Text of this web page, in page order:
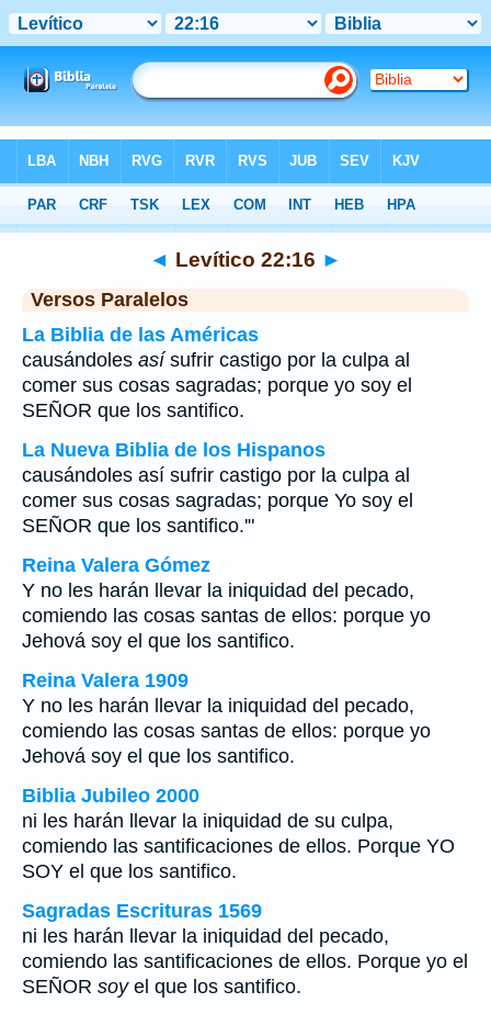
>Levítico Capítulo 22 > Verso 16
◄ Levítico 22:16 ►
Versos Paralelos
La Biblia de las Américas
causándoles asísufrir castigo por la culpa al
comer sus cosas sagradas; porque yo soy el
SEÑOR que los santifico.
La Nueva Biblia de los Hispanos
causándoles así sufrir castigo por la culpa al
comer sus cosas sagradas; porque Yo soy el
SEÑOR que los santifico.'"
Reina Valera Gómez
Y no les harán llevar la iniquidad del pecado,
comiendo las cosas santas de ellos: porque yo
Jehová soy el que los santifico.
Reina Valera 1909
Y no les harán llevar la iniquidad del pecado,
comiendo las cosas santas de ellos: porque yo
Jehová soy el que los santifico.
Biblia Jubileo 2000
ni les harán llevar la iniquidad de su culpa,
comiendo las santificaciones de ellos. Porque YO
SOY el que los santifico.
Sagradas Escrituras 1569
ni les harán llevar la iniquidad del pecado,
comiendo las santificaciones de ellos. Porque yo el
SEÑOR soyel que los santifico.